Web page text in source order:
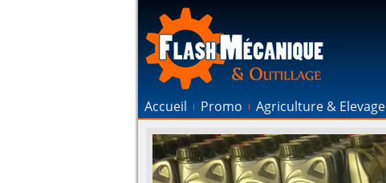
Accueil Promo Agriculture & Elevage